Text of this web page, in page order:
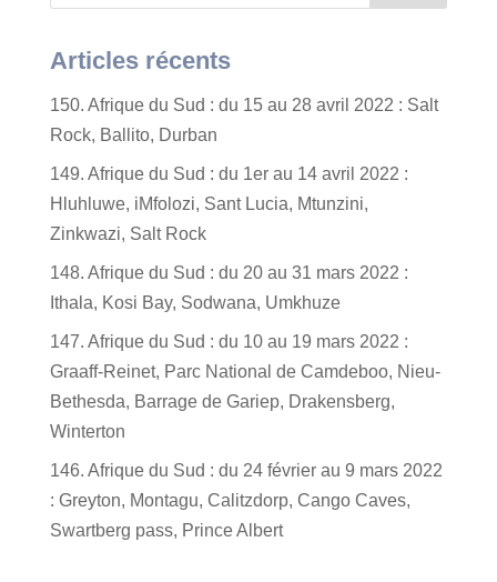
Articles récents
150. Afrique du Sud : du 15 au 28 avril 2022 : Salt
Rock, Ballito, Durban
149. Afrique du Sud : du 1er au 14 avril 2022 :
Hluhluwe, iMfolozi, Sant Lucia, Mtunzini,
Zinkwazi, Salt Rock
148. Afrique du Sud : du 20 au 31 mars 2022 :
Ithala, Kosi Bay, Sodwana, Umkhuze
147. Afrique du Sud : du 10 au 19 mars 2022 :
Graaff-Reinet, Parc National de Camdeboo, Nieu-
Bethesda, Barrage de Gariep, Drakensberg,
Winterton
146. Afrique du Sud : du 24 février au 9 mars 2022
: Greyton, Montagu, Calitzdorp, Cango Caves,
Swartberg pass, Prince Albert